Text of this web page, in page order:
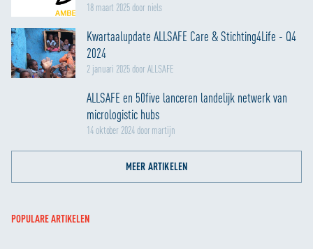
18 maart 2025 door niels
Kwartaalupdate ALLSAFE Care & Stichting4Life - Q4
2024
2 januari 2025 door ALLSAFE
ALLSAFE en 50five lanceren landelijk netwerk van
micrologistic hubs
14 oktober 2024 door martijn
MEER ARTIKELEN
POPULARE ARTIKELEN